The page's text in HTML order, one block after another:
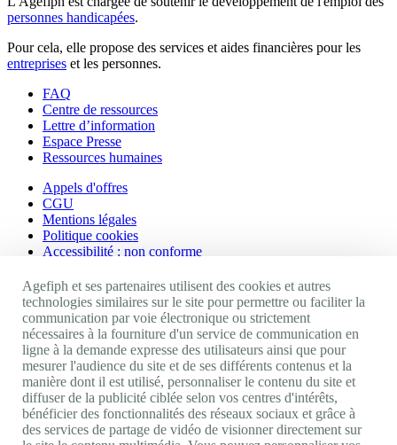
personnes handicapées.
Pour cela, elle propose des services et aides financières pour les
entreprises et les personnes.
FAQ
Centre de ressources
Lettre d’information
Espace Presse
Ressources humaines
Appels d'offres
CGU
Mentions légales
Politique cookies
Accessibilité : non conforme
Nos autres sites
Site portail Agefiph
Activateur de progrès
Handinnov
Innovation et recherche
Université du RRH
Service AppuiPro
Agefiph et ses partenaires utilisent des cookies et autres
technologies similaires sur le site pour permettre ou faciliter la
communication par voie électronique ou strictement
nécessaires à la fourniture d'un service de communication en
ligne à la demande expresse des utilisateurs ainsi que pour
mesurer l'audience du site et de ses différents contenus et la
manière dont il est utilisé, personnaliser le contenu du site et
diffuser de la publicité ciblée selon vos centres d'intérêts,
bénéficier des fonctionnalités des réseaux sociaux et grâce à
des services de partage de vidéo de visionner directement sur